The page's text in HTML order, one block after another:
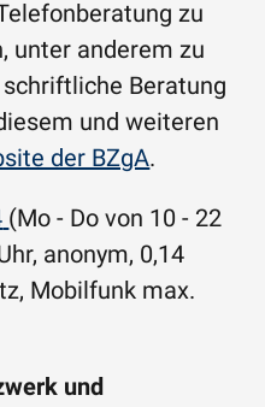
zu
unter anderem zu
Beratung
und weiteren
der BZgA.
(Mo - Do von 10 - 22
anonym, 0,14
Mobilfunk max.
und